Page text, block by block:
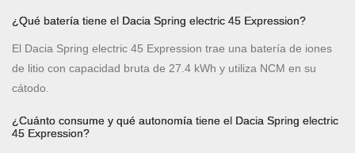
¿Qué batería tiene el Dacia Spring electric 45 Expression?
El Dacia Spring electric 45 Expression trae una batería de iones
de litio con capacidad bruta de 27.4 kWh y utiliza NCM en su
cátodo.
¿Cuánto consume y qué autonomía tiene el Dacia Spring electric
45 Expression?